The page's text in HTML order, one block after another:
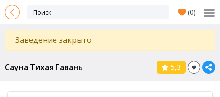
(0)
Заведение закрыто
Сауна Тихая Гавань 5,3